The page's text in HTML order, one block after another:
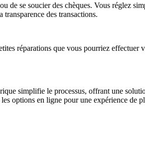
de se soucier des chèques. Vous réglez
des transactions.
réparations que vous pourriez effectuer
simplifie le processus, offrant une
options en ligne pour une expérience de